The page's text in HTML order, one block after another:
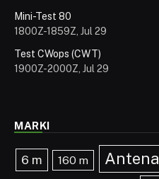
Mini-Test 80
1800Z-1859Z, Jul 29
Test CWops (CWT)
1900Z-2000Z, Jul 29
MARKI
6 m 160 m Antena